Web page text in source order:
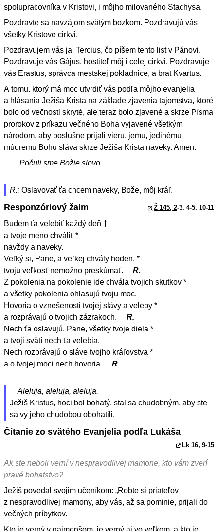
spolupracovníka v Kristovi, i môjho milovaného Stachysa.
Pozdravte sa navzájom svätým bozkom. Pozdravujú vás
všetky Kristove cirkvi.
Pozdravujem vás ja, Tercius, čo píšem tento list v Pánovi.
Pozdravuje vás Gájus, hostiteľ môj i celej cirkvi. Pozdravuje
vás Erastus, správca mestskej pokladnice, a brat Kvartus.
A tomu, ktorý má moc utvrdiť vás podľa môjho evanjelia
a hlásania Ježiša Krista na základe zjavenia tajomstva, ktoré
bolo od večnosti skryté, ale teraz bolo zjavené a skrze Písma
prorokov z príkazu večného Boha vyjavené všetkým
národom, aby poslušne prijali vieru, jemu, jedinému
múdremu Bohu sláva skrze Ježiša Krista naveky. Amen.
Počuli sme Božie slovo.
R.: Oslavovať ťa chcem naveky, Bože, môj kráľ.
Responzóriový žalm Ž 145, 2-3. 4-5. 10-11
Budem ťa velebiť každý deň †
a tvoje meno chváliť *
navždy a naveky.
Veľký si, Pane, a veľkej chvály hoden, *
tvoju veľkosť nemožno preskúmať.
R.
Z pokolenia na pokolenie ide chvála tvojich skutkov *
a všetky pokolenia ohlasujú tvoju moc.
Hovoria o vznešenosti tvojej slávy a veleby *
a rozprávajú o tvojich zázrakoch.
R.
Nech ťa oslavujú, Pane, všetky tvoje diela *
a tvoji svätí nech ťa velebia.
Nech rozprávajú o sláve tvojho kráľovstva *
a o tvojej moci nech hovoria.
R.
Aleluja, aleluja, aleluja.
Ježiš Kristus, hoci bol bohatý, stal sa chudobným, aby ste
sa vy jeho chudobou obohatili.
Čítanie zo svätého Evanjelia podľa Lukáša
Lk 16, 9-15
Ak ste neboli verní v nespravodlivej mamone, kto vám zverí
pravé bohatstvo?
Ježiš povedal svojim učeníkom: „Robte si priateľov
z nespravodlivej mamony, aby vás, až sa pominie, prijali do
večných príbytkov.